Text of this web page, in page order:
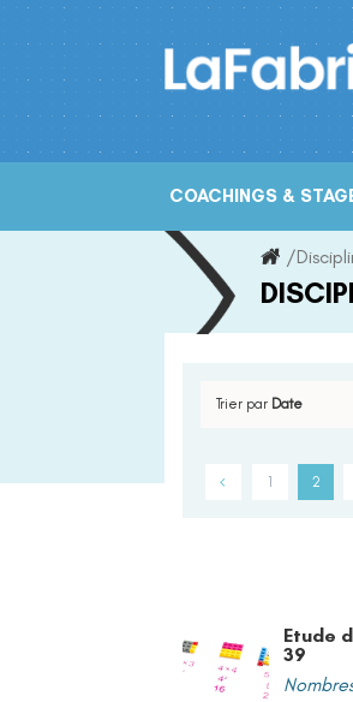
Skip
to
COACHINGS &
/
Trier par Date
1 2
Etude
39